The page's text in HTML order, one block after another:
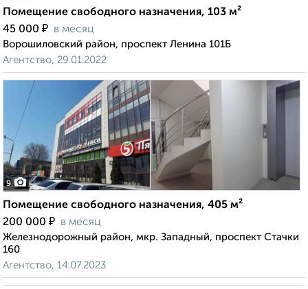
Помещение свободного назначения, 103 м²
45 000 ₽ в месяц
Ворошиловский район, проспект Ленина 101Б
Агентство, 29.01.2022
9
Помещение свободного назначения, 405 м²
200 000 ₽ в месяц
Железнодорожный район, мкр. Западный, проспект Стачки
160
Агентство, 14.07.2023